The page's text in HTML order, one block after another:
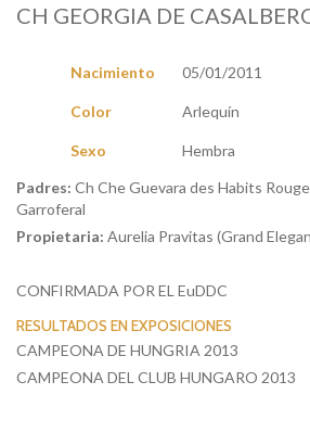
CH GEORGIA DE
Nacimiento 05/01/2011
Color Arlequín
Sexo
Hembra
Padres: Ch Che Guevara des Habits
Garroferal
​Propietaria: ​Aurelia Pravitas (Grand
CONFIRMADA POR EL EuDDC
RESULTADOS EN EXPOSICIONES
CAMPEONA DE HUNGRIA 2013
CAMPEONA DEL CLUB HUNGARO 2013